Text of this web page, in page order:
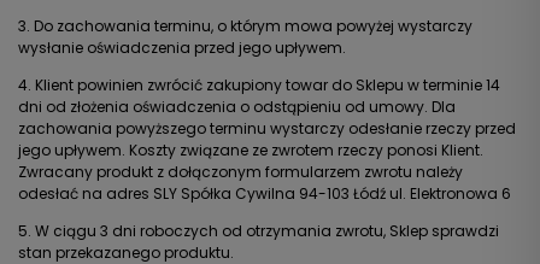
3. Do zachowania terminu, o którym mowa powyżej wystarczy
wysłanie oświadczenia przed jego upływem.
4. Klient powinien zwrócić zakupiony towar do Sklepu w terminie 14
dni od złożenia oświadczenia o odstąpieniu od umowy. Dla
zachowania powyższego terminu wystarczy odesłanie rzeczy przed
jego upływem. Koszty związane ze zwrotem rzeczy ponosi Klient.
Zwracany produkt z dołączonym formularzem zwrotu należy
odesłać na adres SLY Spółka Cywilna 94-103 Łódź ul. Elektronowa 6
5. W ciągu 3 dni roboczych od otrzymania zwrotu, Sklep sprawdzi
stan przekazanego produktu.